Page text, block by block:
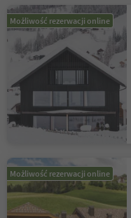
Możliwość rezerwacji online
Możliwość rezerwacji online